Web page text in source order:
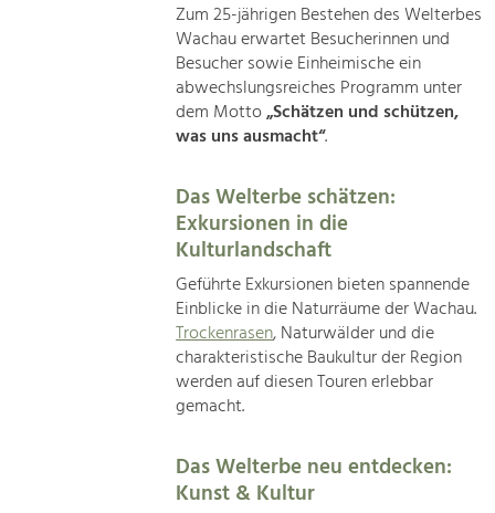
Zum 25-jährigen Bestehen des Welterbes
Wachau erwartet Besucherinnen und
Besucher sowie Einheimische ein
abwechslungsreiches Programm unter
dem Motto„Schätzen und schützen,
was uns ausmacht“.
Das Welterbe schätzen:
Exkursionen in die
Kulturlandschaft
Geführte Exkursionen bieten spannende
Einblicke in die Naturräume der Wachau.
Trockenrasen, Naturwälder und die
charakteristische Baukultur der Region
werden auf diesen Touren erlebbar
gemacht.
Das Welterbe neu entdecken:
Kunst & Kultur